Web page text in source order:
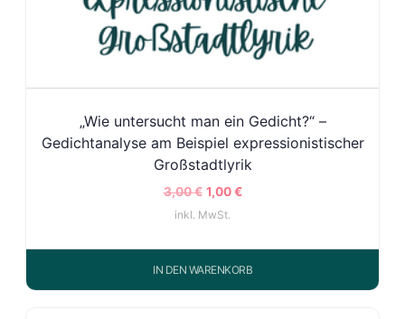
„Wie untersucht man ein Gedicht?“ –
Gedichtanalyse am Beispiel expressionistischer
Großstadtlyrik
3,00€ 1,00€
inkl. MwSt.
IN DEN WARENKORB